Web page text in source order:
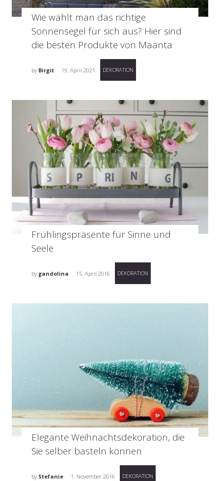
Wie wählt man das richtige
Sonnensegel für sich aus? Hier sind
die besten Produkte von Maanta
by Birgit 19. April 2021 DEKORATION
Frühlingspräsente für Sinne und
Seele
by gandolina 15. April 2016 DEKORATION
Elegante Weihnachtsdekoration, die
Sie selber basteln können
by Stefanie 1. November 2016 DEKORATION